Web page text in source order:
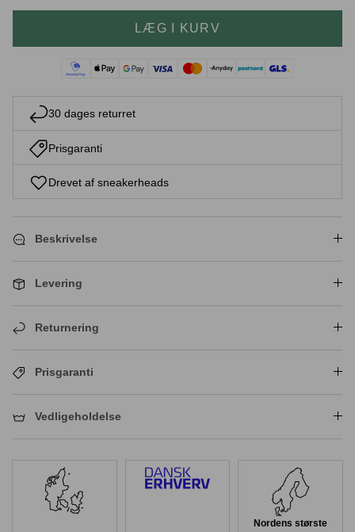
Skotræ
Sneaker rengøring
LÆG I KURV
30 dages returret
Prisgaranti
Drevet af sneakerheads
Beskrivelse
Levering
Returnering
Prisgaranti
Vedligeholdelse
Nordens største